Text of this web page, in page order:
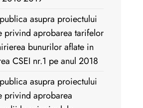
asupra proiectului
privind aprobarea tarifelor
bunurilor aflate in
CSEI nr.1 pe anul 2018
asupra proiectului
privind aprobarea